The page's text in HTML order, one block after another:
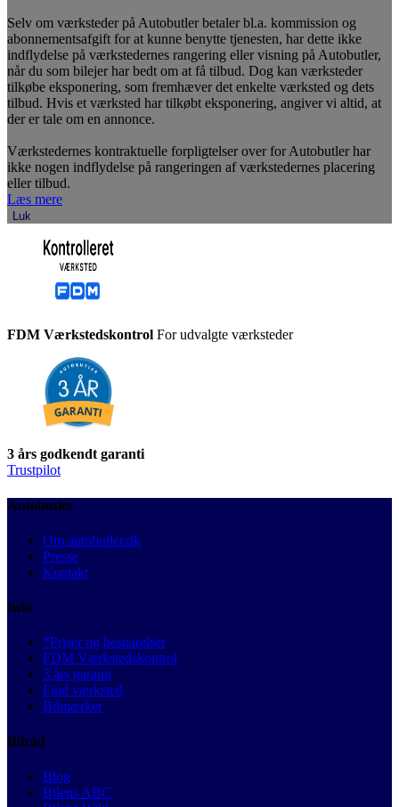
Selv om værksteder på Autobutler betaler bl.a. kommission og
abonnementsafgift for at kunne benytte tjenesten, har dette ikke
indflydelse på værkstedernes rangering eller visning på Autobutler,
når du som bilejer har bedt om at få tilbud. Dog kan værksteder
tilkøbe eksponering, som fremhæver det enkelte værksted og dets
tilbud. Hvis et værksted har tilkøbt eksponering, angiver vi altid, at
der er tale om en annonce.
Værkstedernes kontraktuelle forpligtelser over for Autobutler har
ikke nogen indflydelse på rangeringen af værkstedernes placering
eller tilbud.
Læs mere
Luk
FDM Værkstedskontrol For udvalgte værksteder
3 års godkendt garanti
Trustpilot
Autobutler
Om autobutler.dk
Presse
Kontakt
Info
*Priser og besparelser
FDM Værkstedskontrol
3 års garanti
Find værksted
Bilmærker
Bilråd
Blog
Bilens ABC